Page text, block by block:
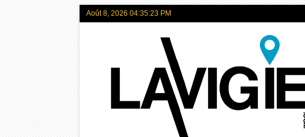
Août 8, 2026 04:35:25 PM